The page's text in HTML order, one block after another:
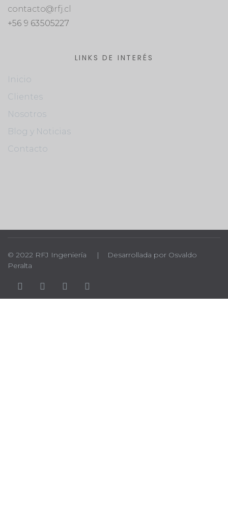
contacto@rfj.cl
+56 9 63505227
LINKS DE INTERÉS
Inicio
Clientes
Nosotros
Blog y Noticias
Contacto
© 2022 RFJ Ingeniería | Desarrollada por Osvaldo
Peralta